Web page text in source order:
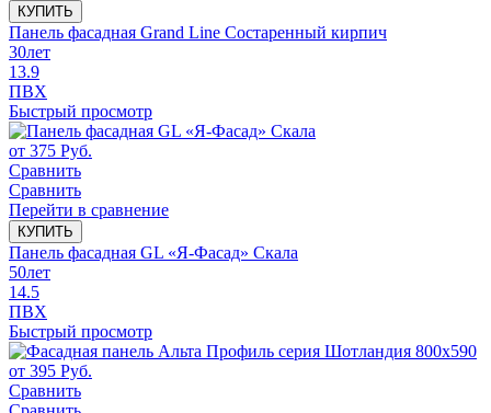
КУПИТЬ
Панель фасадная Grand Line Состаренный кирпич
30лет
13.9
ПВХ
Быстрый просмотр
от 375 Руб.
Сравнить
Сравнить
Перейти в сравнение
КУПИТЬ
Панель фасадная GL «Я-Фасад» Скала
50лет
14.5
ПВХ
Быстрый просмотр
от 395 Руб.
Сравнить